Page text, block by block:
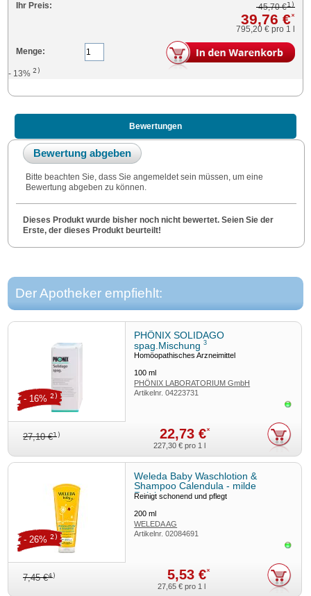
Ihr Preis: 45,70 €1)
39,76 €*
795,20 € pro 1 l
Menge:
- 13%2)
Bewertungen
Bewertung abgeben
Bitte beachten Sie, dass Sie angemeldet sein müssen, um eine
Bewertung abgeben zu können.
Dieses Produkt wurde bisher noch nicht bewertet. Seien Sie der
Erste, der dieses Produkt beurteilt!
Der Apotheker empfiehlt:
PHÖNIX SOLIDAGO
spag.Mischung3
Homöopathisches Arzneimittel
100ml
PHÖNIX LABORATORIUM GmbH
Artikelnr.04223731
27,10 €1) 22,73 €*
- 16% 2)
227,30 € pro 1 l
Weleda Baby Waschlotion &
Shampoo Calendula - milde
Reinigung
Reinigt schonend und pflegt
200ml
WELEDA AG
Artikelnr.02084691
7,45 €4) 5,53 €*
- 26% 2)
27,65 € pro 1 l